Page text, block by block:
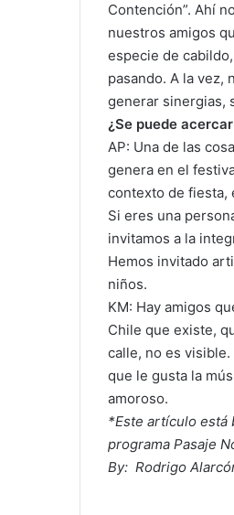
Contención”. Ahí
nuestros amigos
especie de
pasando. A la vez,
generar sinergias,
¿Se puede
AP: Una de las
genera en el
contexto de fiesta,
Si eres una
invitamos a la
Hemos invitado
niños.
KM: Hay amigos
Chile que existe,
calle, no es
que le gusta la
amoroso.
*Este artículo está
programa Pasaje
By: Rodrigo